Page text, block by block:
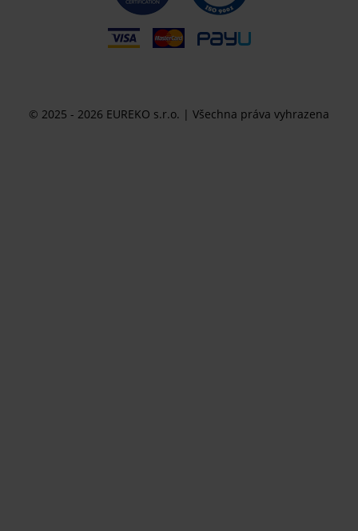
© 2025 - 2026 EUREKO s.r.o. | Všechna práva vyhrazena